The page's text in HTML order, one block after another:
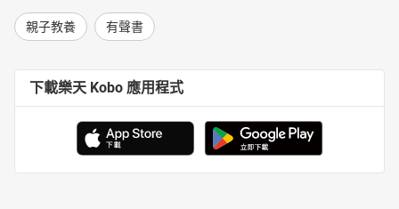
親子教養 有聲書
下載樂天 Kobo 應用程式